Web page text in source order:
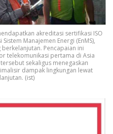
akreditasi sertifikasi ISO
Manajemen Energi (EnMS),
Pencapaian ini
telekomunikasi pertama di Asia
sekaligus menegaskan
dampak lingkungan lewat
(ist)